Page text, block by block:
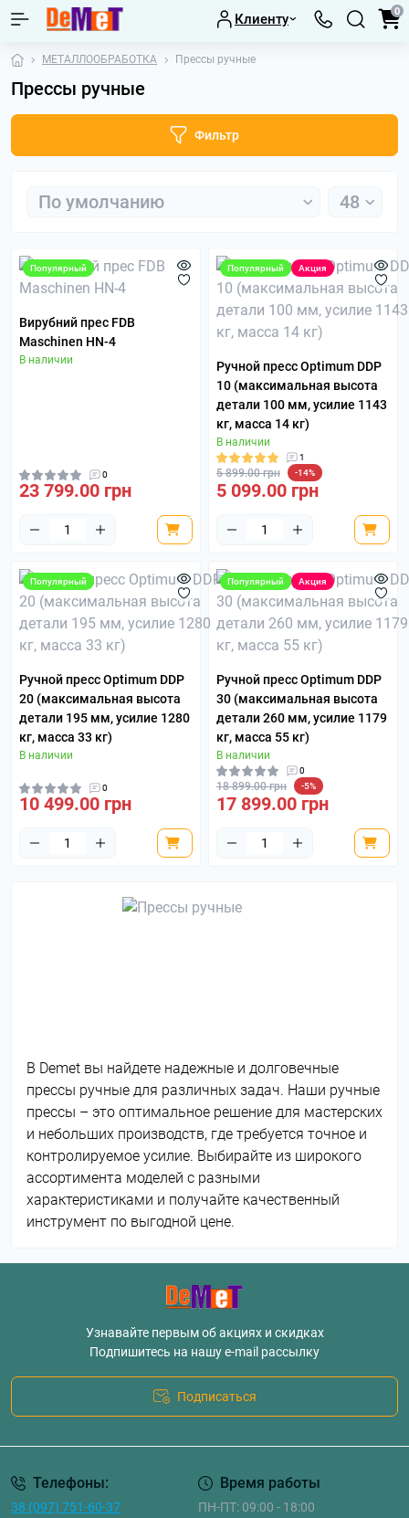
Клиенту 0
МЕТАЛЛООБРАБОТКА Прессы ручные
Прессы ручные
Фильтр
Популярный
Вирубний прес FDB
Maschinen HN-4
В наличии
0
23 799.00 грн
Популярный Акция
Ручной пресс Optimum DDP
10 (максимальная высота
детали 100 мм, усилие 1143
кг, масса 14 кг)
В наличии
1
5 899.00 грн -14%
5 099.00 грн
Популярный
Ручной пресс Optimum DDP
20 (максимальная высота
детали 195 мм, усилие 1280
кг, масса 33 кг)
В наличии
0
10 499.00 грн
Популярный Акция
Ручной пресс Optimum DDP
30 (максимальная высота
детали 260 мм, усилие 1179
кг, масса 55 кг)
В наличии
0
18 899.00 грн -5%
17 899.00 грн
В Demet вы найдете надежные и долговечные
прессы ручные для различных задач. Наши ручные
прессы – это оптимальное решение для мастерских
и небольших производств, где требуется точное и
контролируемое усилие. Выбирайте из широкого
ассортимента моделей с разными
характеристиками и получайте качественный
инструмент по выгодной цене.
Узнавайте первым об акциях и скидках
Подпишитесь на нашу e-mail рассылку
Подписаться
Телефоны:
38 (097) 751-60-37
Время работы
ПН-ПТ: 09:00 - 18:00